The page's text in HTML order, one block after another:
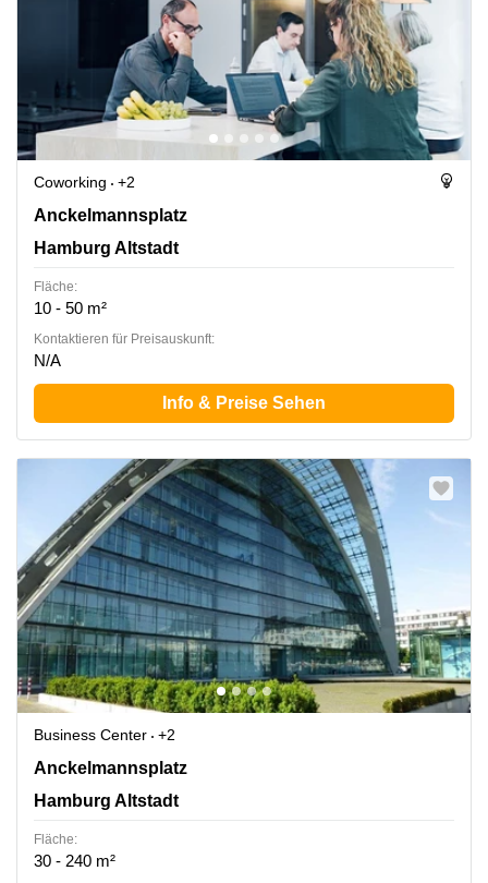
Coworking
+2
Anckelmannsplatz 1, Hamburg Altstadt
Anckelmannsplatz
Hamburg Altstadt
Fläche:
10 - 50 m²
Kontaktieren für Preisauskunft:
N/A
Info & Preise Sehen
Business Center
+2
Anckelmannsplatz 1, Hamburg Altstadt
Anckelmannsplatz
Hamburg Altstadt
Fläche:
30 - 240 m²